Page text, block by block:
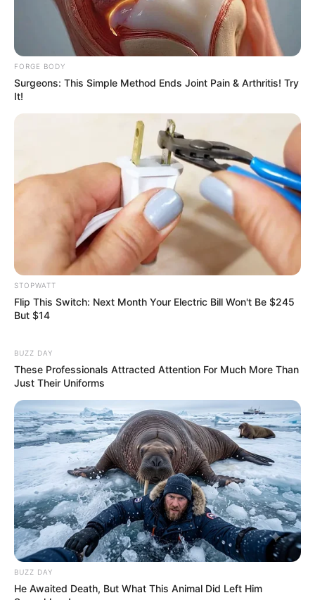
ลุ้นรับรางวัลจากกิจกรรมเสริมความเป็นมงคลให้กับตัวท่านเอง
นโยบายคุกกี้
นโยบายการคุ้มครองข้อมูลส่วนบุคคล
ติดต่อเรา
เกี่ยวกับเอ็มไทย
TOP CONTENT
วัดสวย
ทำนายฝัน
สถิติหวยรายเดือน
ดวงรายวัน
บทสวดมนต์
วิธีบนไอ้ไข่
ไหว้ท้าวเวสสุวรรณ
วิธีไหว้วัดแขก
วอลเปเปอร์พระแม่ลักษมี
วอลเปเปอร์ ฟรี
สีมงคล
FOLLOW US
เว็บไซต์นี้ใช้คุกกี้
FORGE BODY
Surgeons: This Simple Method Ends Joint Pain & Arthritis! Try
It!
STOPWATT
Flip This Switch: Next Month Your Electric Bill Won't Be $245
But $14
BUZZ DAY
These Professionals Attracted Attention For Much More Than
Just Their Uniforms
BUZZ DAY
He Awaited Death, But What This Animal Did Left Him